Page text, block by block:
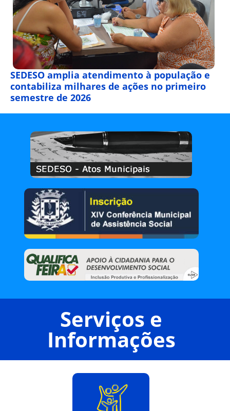
SEDESO amplia atendimento à população e
contabiliza milhares de ações no primeiro
semestre de 2026
Serviços e
Informações